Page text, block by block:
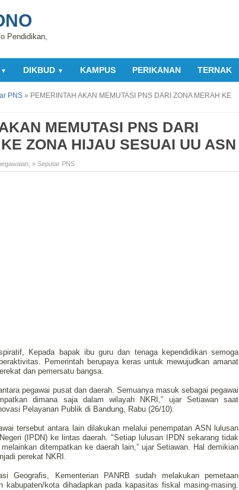
Pendidikan,
▼ DIKBUD ▼ KAMPUS PERIKANAN TERNAK
PNS » PEMERINTAH AKAN MEMUTASI PNS DARI ZONA MERAH KE
MEMUTASI PNS DARI
ZONA HIJAU SESUAI UU ASN
» Seputar PNS
Kepada bapak ibu guru dan tenaga kependidikan semoga
Pemerintah berupaya keras untuk mewujudkan amanat
dan pemersatu bangsa.
pegawai pusat dan daerah. Semuanya masuk sebagai pegawai
dimana saja dalam wilayah NKRI,” ujar Setiawan saat
Pelayanan Publik di Bandung, Rabu (26/10).
tersebut antara lain dilakukan melalui penempatan ASN lulusan
(IPDN) ke lintas daerah. "Setiap lulusan IPDN sekarang tidak
ditempatkan ke daerah lain,” ujar Setiawan. Hal demikian
perekat NKRI.
Geografis, Kementerian PANRB sudah melakukan pemetaan
kabupaten/kota dihadapkan pada kapasitas fiskal masing-masing.